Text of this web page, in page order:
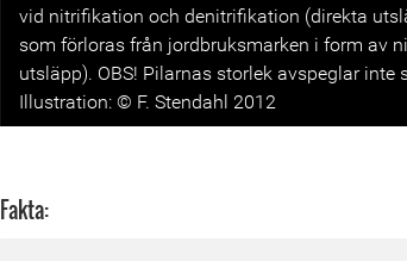
vid nitrifikation och denitrifikation (direkta
som förloras från jordbruksmarken i form av
utsläpp). OBS! Pilarnas storlek avspeglar inte
Illustration: © F. Stendahl 2012
Fakta: